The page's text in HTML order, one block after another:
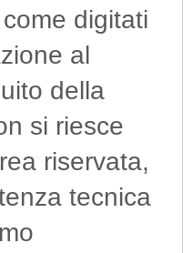
digitati
al
della
si riesce
riservata,
tecnica